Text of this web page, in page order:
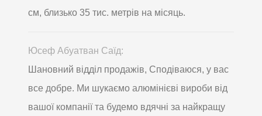
см, близько 35 тис. метрів на місяць.
Юсеф Абуатван Саїд:
Шановний відділ продажів, Сподіваюся, у вас
все добре. Ми шукаємо алюмінієві вироби від
вашої компанії та будемо вдячні за найкращу